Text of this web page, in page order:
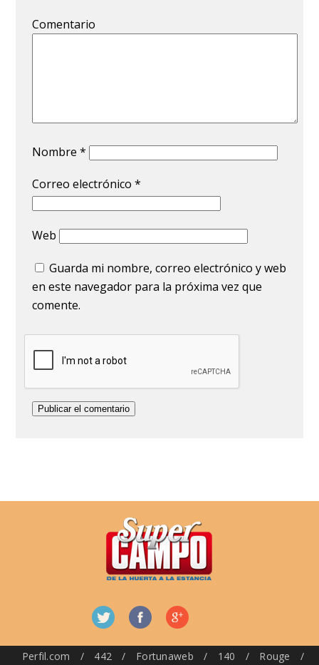
Comentario
Nombre*
Correo electrónico*
Web
Guarda mi nombre, correo electrónico y web
en este navegador para la próxima vez que
comente.
Perfil.com / 442 / Fortunaweb / 140 / Rouge
/